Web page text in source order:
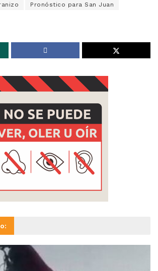
Pronóstico para San Juan